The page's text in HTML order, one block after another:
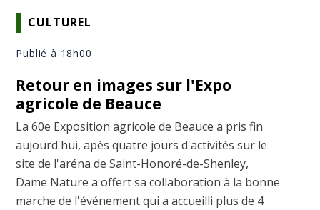
CULTUREL
Publié à 18h00
Retour en images sur l'Expo
agricole de Beauce
La 60e Exposition agricole de Beauce a pris fin
aujourd'hui, apès quatre jours d'activités sur le
site de l'aréna de Saint-Honoré-de-Shenley,
Dame Nature a offert sa collaboration à la bonne
marche de l'événement qui a accueilli plus de 4